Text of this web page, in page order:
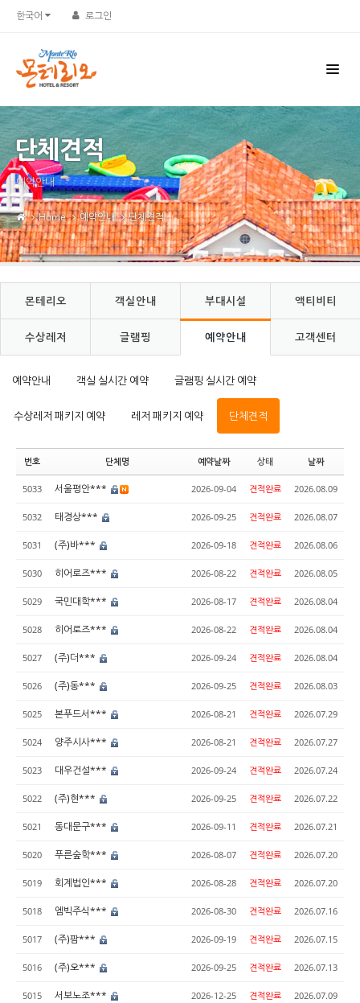
한국어 로그인
단체견적
예약안내
Home 예약안내 단체견적
몬테리오 객실안내 부대시설 액티비티
수상레저 글램핑 예약안내 고객센터
예약안내 객실 실시간 예약 글램핑 실시간 예약
수상레저 패키지 예약 레저 패키지 예약 단체견적
번호 단체명 예약날짜 상태 날짜
5033 서울평안*** 2026-09-04 견적완료 2026.08.09
5032 태경상*** 2026-09-25 견적완료 2026.08.07
5031 (주)바*** 2026-09-18 견적완료 2026.08.06
5030 히어로즈*** 2026-08-22 견적완료 2026.08.05
5029 국민대학*** 2026-08-17 견적완료 2026.08.04
5028 히어로즈*** 2026-08-22 견적완료 2026.08.04
5027 (주)더*** 2026-09-24 견적완료 2026.08.04
5026 (주)동*** 2026-09-25 견적완료 2026.08.03
5025 본푸드서*** 2026-08-21 견적완료 2026.07.29
5024 양주시사*** 2026-08-21 견적완료 2026.07.27
5023 대우건설*** 2026-09-24 견적완료 2026.07.24
5022 (주)현*** 2026-09-25 견적완료 2026.07.22
5021 동대문구*** 2026-09-11 견적완료 2026.07.21
5020 푸른숲학*** 2026-08-07 견적완료 2026.07.20
5019 회계법인*** 2026-08-28 견적완료 2026.07.20
5018 엠빅주식*** 2026-08-30 견적완료 2026.07.16
5017 (주)팜*** 2026-09-19 견적완료 2026.07.15
5016 (주)오*** 2026-09-25 견적완료 2026.07.13
5015 서보노조*** 2026-12-25 견적완료 2026.07.09
Sketchbook5, 스케치북5